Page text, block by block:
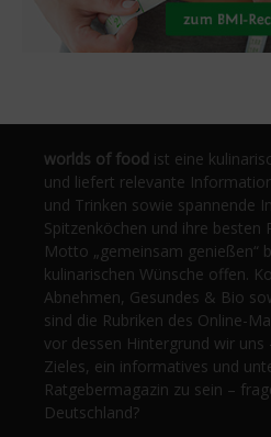
worlds of food ist eine
und liefert relevante
und Trinken sowie spannende
Spitzenköchen und ihre besten
Motto „gemeinsam genießen“
kulinarischen Wünsche offen.
Abnehmen, Gesundes & Bio
sind die Rubriken des Online-
vor dessen Hintergrund wir uns
Zieles, ein informatives und
Ratgebermagazin zu sein –
Deutschland?